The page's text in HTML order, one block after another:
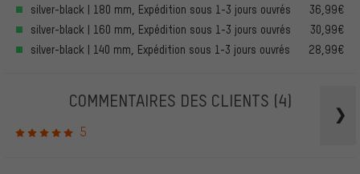
silver-black | 180 mm, Expédition sous 1-3 jours ouvrés
36,99€
silver-black | 160 mm, Expédition sous 1-3 jours ouvrés
30,99€
silver-black | 140 mm, Expédition sous 1-3 jours ouvrés
28,99€
COMMENTAIRES DES CLIENTS (4)
5